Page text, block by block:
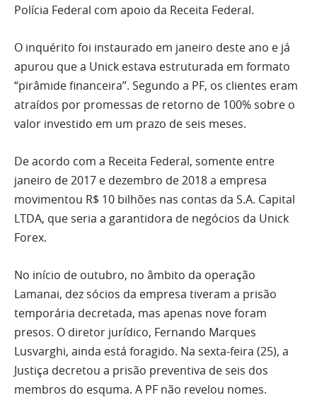
Polícia Federal com apoio da Receita Federal.
O inquérito foi instaurado em janeiro deste ano e já
apurou que a Unick estava estruturada em formato
“pirâmide financeira”. Segundo a PF, os clientes eram
atraídos por promessas de retorno de 100% sobre o
valor investido em um prazo de seis meses.
De acordo com a Receita Federal, somente entre
janeiro de 2017 e dezembro de 2018 a empresa
movimentou R$ 10 bilhões nas contas da S.A. Capital
LTDA, que seria a garantidora de negócios da Unick
Forex.
No início de outubro, no âmbito da operação
Lamanai, dez sócios da empresa tiveram a prisão
temporária decretada, mas apenas nove foram
presos. O diretor jurídico, Fernando Marques
Lusvarghi, ainda está foragido. Na sexta-feira (25), a
Justiça decretou a prisão preventiva de seis dos
membros do esquma. A PF não revelou nomes.